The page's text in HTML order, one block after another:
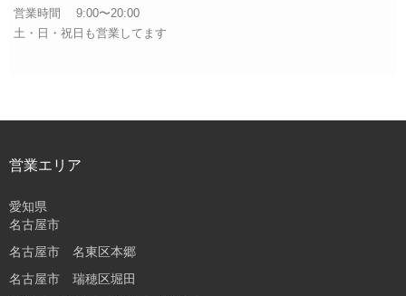
営業時間 9:00〜20:00
土・日・祝日も営業してます
営業エリア
愛知県
名古屋市
名古屋市 名東区本郷
名古屋市 瑞穂区堀田